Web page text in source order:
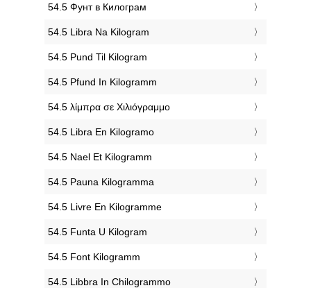
‎54.5 Фунт в Килограм
‎54.5 Libra Na Kilogram
‎54.5 Pund Til Kilogram
‎54.5 Pfund In Kilogramm
‎54.5 λίμπρα σε Χιλιόγραμμο
‎54.5 Libra En Kilogramo
‎54.5 Nael Et Kilogramm
‎54.5 Pauna Kilogramma
‎54.5 Livre En Kilogramme
‎54.5 Funta U Kilogram
‎54.5 Font Kilogramm
‎54.5 Libbra In Chilogrammo